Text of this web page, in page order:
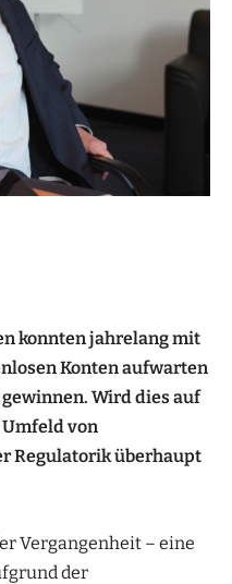
konnten jahrelang mit
Konten aufwarten
Wird dies auf
von
Regulatorik überhaupt
Vergangenheit – eine
der